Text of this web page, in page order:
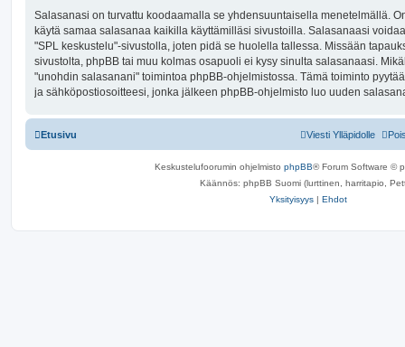
Salasanasi on turvattu koodaamalla se yhdensuuntaisella menetelmällä.
käytä samaa salasanaa kaikilla käyttämilläsi sivustoilla. Salasanaasi
"SPL keskustelu"-sivustolla, joten pidä se huolella tallessa. Missään
sivustolta, phpBB tai muu kolmas osapuoli ei kysy sinulta salasanaasi.
"unohdin salasanani" toimintoa phpBB-ohjelmistossa. Tämä toiminto
ja sähköpostiosoitteesi, jonka jälkeen phpBB-ohjelmisto luo uuden
Etusivu Viesti Ylläpidolle
Keskustelufoorumin ohjelmisto phpBB® Forum Software ©
Käännös: phpBB Suomi (lurttinen, harritapio,
Yksityisyys| Ehdot